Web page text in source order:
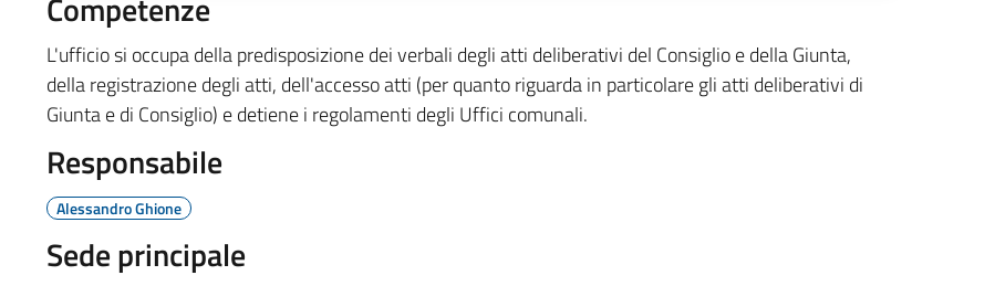
L'ufficio si occupa della predisposizione dei verbali degli atti deliberativi del Consiglio e della Giunta,
della registrazione degli atti, dell'accesso atti (per quanto riguarda in particolare gli atti deliberativi di
Giunta e di Consiglio) e detiene i regolamenti degli Uffici comunali.
Responsabile
Alessandro Ghione
Sede principale